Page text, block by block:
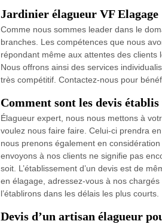
Jardinier élagueur VF Elagage
Comme nous sommes leader dans le
branches. Les compétences que nous
répondant même aux attentes des clients
Nous offrons ainsi des services
très compétitif. Contactez-nous pour
Comment sont les devis
Élagueur expert, nous nous mettons à
voulez nous faire faire. Celui-ci prendra
nous prenons également en
envoyons à nos clients ne signifie pas
soit. L’établissement d’un devis est de
en élagage, adressez-vous à nos
l’établirons dans les délais les plus courts.
Devis d’un artisan élagueur